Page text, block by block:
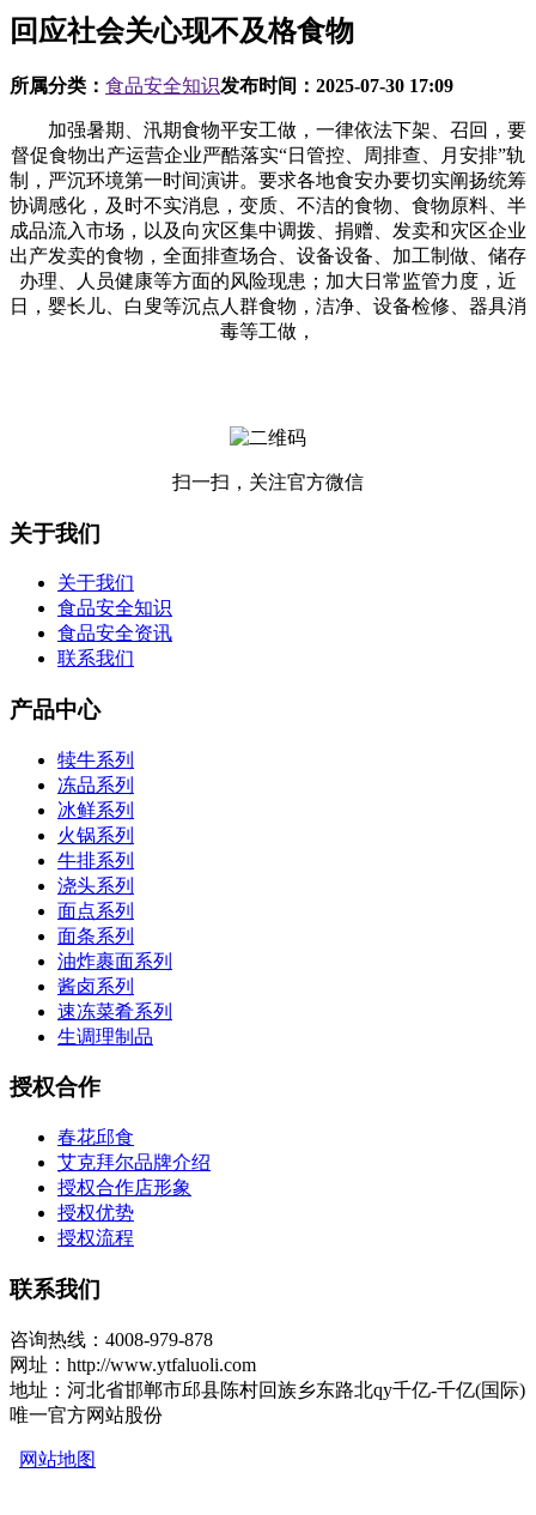
回应社会关心现不及格食物
所属分类： 食品安全知识发布时间： 2025-07-30 17:09
加强暑期、汛期食物平安工做，一律依法下架、召回，要
督促食物出产运营企业严酷落实“日管控、周排查、月安排”轨
制，严沉环境第一时间演讲。要求各地食安办要切实阐扬统筹
协调感化，及时不实消息，变质、不洁的食物、食物原料、半
成品流入市场，以及向灾区集中调拨、捐赠、发卖和灾区企业
出产发卖的食物，全面排查场合、设备设备、加工制做、储存
办理、人员健康等方面的风险现患；加大日常监管力度，近
日，婴长儿、白叟等沉点人群食物，洁净、设备检修、器具消
毒等工做，
扫一扫，关注官方微信
关于我们
关于我们
食品安全知识
食品安全资讯
联系我们
产品中心
犊牛系列
冻品系列
冰鲜系列
火锅系列
牛排系列
浇头系列
面点系列
面条系列
油炸裹面系列
酱卤系列
速冻菜肴系列
生调理制品
授权合作
春花邱食
艾克拜尔品牌介绍
授权合作店形象
授权优势
授权流程
联系我们
咨询热线：4008-979-878
网址：http://www.ytfaluoli.com
地址：河北省邯郸市邱县陈村回族乡东路北qy千亿-千亿(国际)
唯一官方网站股份
网站地图